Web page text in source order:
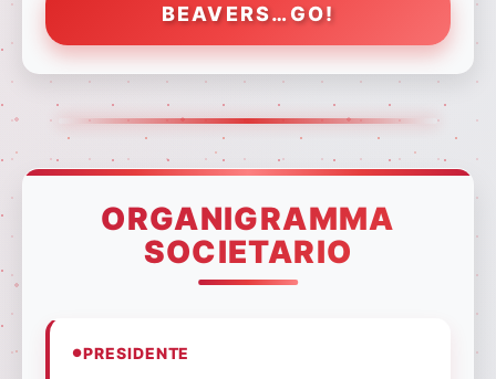
BEAVERS…GO!
ORGANIGRAMMA
SOCIETARIO
PRESIDENTE